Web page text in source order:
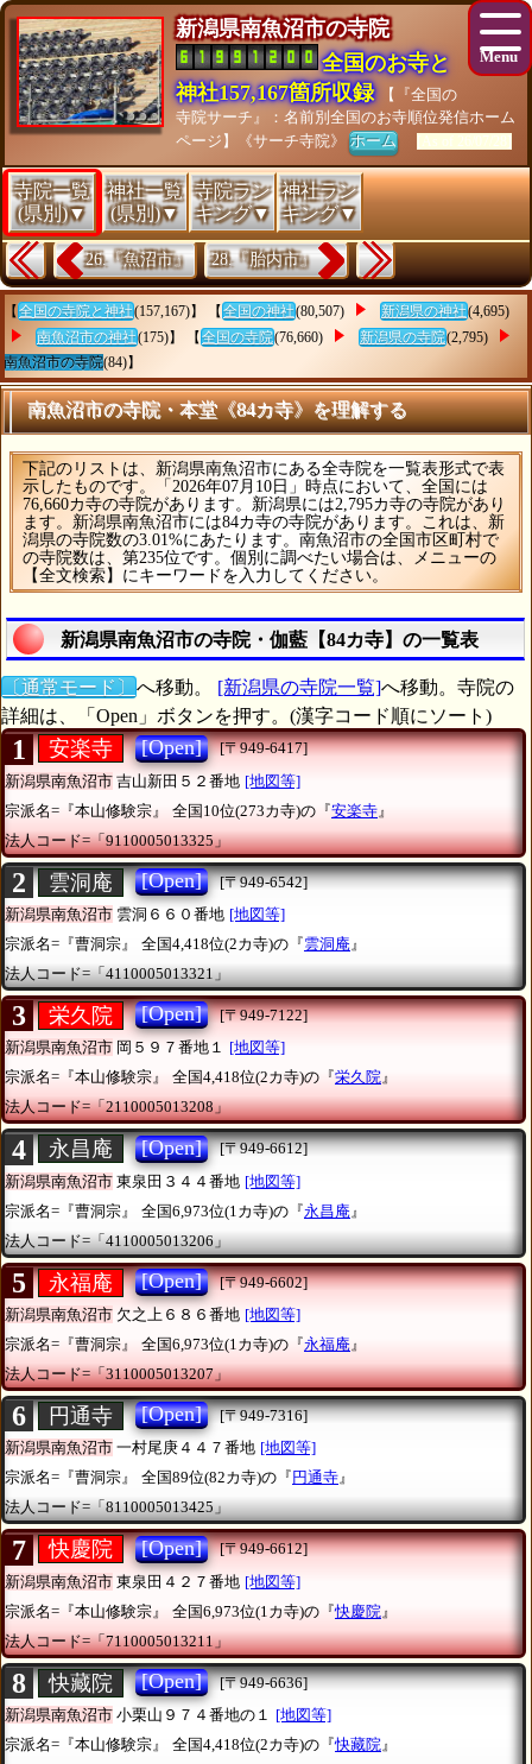
新潟県南魚沼市の寺院
全国のお寺と
神社157,167箇所収録
【『全国の
寺院サーチ』：名前別全国のお寺順位発信ホーム
ページ】《サーチ寺院》ホーム [As of 26/07/28]
寺院一覧
(県別)▼
神社一覧
(県別)▼
寺院ラン
キング▼
神社ラン
キング▼
26.『魚沼市』 28.『胎内市』
【 全国の寺院と神社(157,167)】 【 全国の神社(80,507) 新潟県の神社(4,695)
南魚沼市の神社(175)】 【 全国の寺院(76,660) 新潟県の寺院(2,795)
南魚沼市の寺院(84)】
南魚沼市の寺院・本堂《84カ寺》を理解する
下記のリストは、新潟県南魚沼市にある全寺院を一覧表形式で表
示したものです。「2026年07月10日」時点において、全国には
76,660カ寺の寺院があります。新潟県には2,795カ寺の寺院があり
ます。新潟県南魚沼市には84カ寺の寺院があります。これは、新
潟県の寺院数の3.01%にあたります。南魚沼市の全国市区町村で
の寺院数は、第235位です。個別に調べたい場合は、メニューの
【全文検索】にキーワードを入力してください。
新潟県南魚沼市の寺院・伽藍【84カ寺】の一覧表
〔通常モード〕 へ移動。 [新潟県の寺院一覧]へ移動。寺院の
詳細は、「Open」ボタンを押す。(漢字コード順にソート)
1 安楽寺 [Open]
[〒949-6417]
新潟県南魚沼市 吉山新田５２番地 [地図等]
宗派名=『本山修験宗』
全国10位(273カ寺)の『安楽寺 』
法人コード=「9110005013325」
2 雲洞庵 [Open]
[〒949-6542]
新潟県南魚沼市 雲洞６６０番地 [地図等]
宗派名=『曹洞宗』
全国4,418位(2カ寺)の『雲洞庵』
法人コード=「4110005013321」
3 栄久院 [Open]
[〒949-7122]
新潟県南魚沼市 岡５９７番地１ [地図等]
宗派名=『本山修験宗』
全国4,418位(2カ寺)の『栄久院』
法人コード=「2110005013208」
4 永昌庵 [Open]
[〒949-6612]
新潟県南魚沼市 東泉田３４４番地 [地図等]
宗派名=『曹洞宗』
全国6,973位(1カ寺)の『永昌庵 』
法人コード=「4110005013206」
5 永福庵 [Open]
[〒949-6602]
新潟県南魚沼市 欠之上６８６番地 [地図等]
宗派名=『曹洞宗』
全国6,973位(1カ寺)の『永福庵』
法人コード=「3110005013207」
6 円通寺 [Open]
[〒949-7316]
新潟県南魚沼市 一村尾庚４４７番地 [地図等]
宗派名=『曹洞宗』
全国89位(82カ寺)の『 円通寺』
法人コード=「8110005013425」
7 快慶院 [Open]
[〒949-6612]
新潟県南魚沼市 東泉田４２７番地 [地図等]
宗派名=『本山修験宗』
全国6,973位(1カ寺)の『快慶院 』
法人コード=「7110005013211」
8 快藏院 [Open]
[〒949-6636]
新潟県南魚沼市 小栗山９７４番地の１ [地図等]
宗派名=『本山修験宗』
全国4,418位(2カ寺)の『快藏院』